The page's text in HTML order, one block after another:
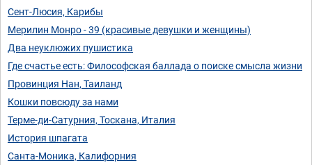
Сент-Люсия, Карибы
Мерилин Монро - 39 (красивые девушки и женщины)
Два неуклюжих пушистика
Где счастье есть: Философская баллада о поиске смысла жизни
Провинция Нан, Таиланд
Кошки повсюду за нами
Терме-ди-Сатурния, Тоскана, Италия
История шпагата
Санта-Моника, Калифорния